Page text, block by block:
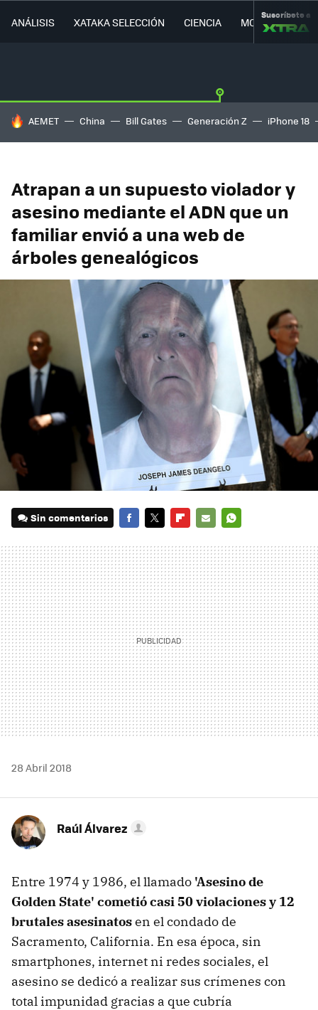
ANÁLISIS XATAKA SELECCIÓN CIENCIA MOVILIDAD
Suscríbete a
HOY SE HABLA DE
AEMET China Bill Gates Generación Z iPhone 18
Atrapan a un supuesto violador y
asesino mediante el ADN que un
familiar envió a una web de
árboles genealógicos
Sin comentarios
MAIL
28 Abril 2018
Raúl Álvarez
Entre 1974 y 1986, el llamado 'Asesino de
Golden State' cometió casi 50 violaciones y 12
brutales asesinatosen el condado de
Sacramento, California. En esa época, sin
smartphones, internet ni redes sociales, el
asesino se dedicó a realizar sus crímenes con
total impunidad gracias a que cubría